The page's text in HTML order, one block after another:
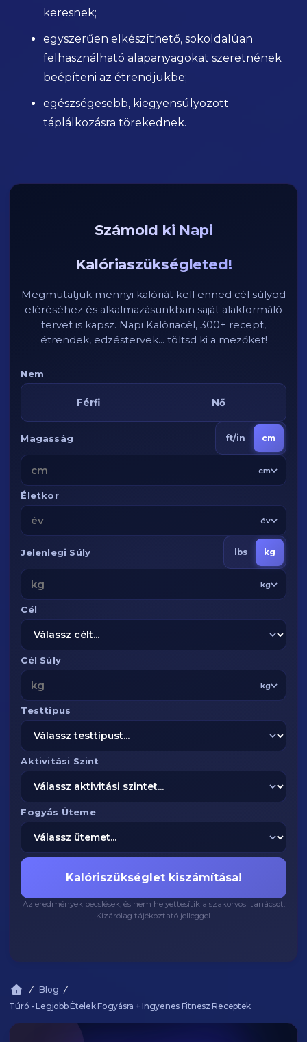
keresnek;
egyszerűen elkészíthető, sokoldalúan
felhasználható alapanyagokat szeretnének
beépíteni az étrendjükbe;
egészségesebb, kiegyensúlyozott
táplálkozásra törekednek.
Számold ki Napi
Kalóriaszükségleted!
Megmutatjuk mennyi kalóriát kell enned cél súlyod
eléréséhez és alkalmazásunkban saját alakformáló
tervet is kapsz. Napi Kalóriacél, 300+ recept,
étrendek, edzéstervek... töltsd ki a mezőket!
Nem
Férfi Nő
Magasság ft/in cm
cm
Életkor
év
Jelenlegi Súly lbs kg
kg
Cél
Cél Súly
kg
Testtípus
Aktivitási Szint
Fogyás Üteme
Kalóriszükséglet kiszámítása!
Az eredmények becslések, és nem helyettesítik a szakorvosi tanácsot.
Kizárólag tájékoztató jelleggel.
Blog
Túró - Legjobb Ételek Fogyásra + Ingyenes Fitnesz Receptek